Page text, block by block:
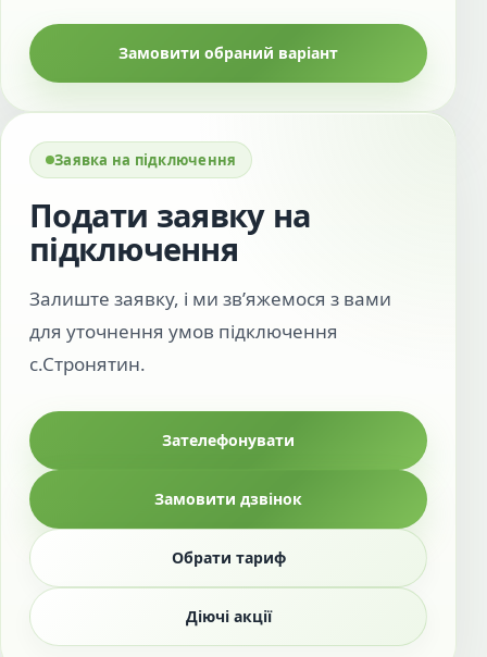
Замовити обраний варіант
Заявка на підключення
Подати заявку на
підключення
Залиште заявку, і ми зв’яжемося з вами
для уточнення умов підключення
с.Стронятин.
Зателефонувати
Замовити дзвінок
Обрати тариф
Діючі акції